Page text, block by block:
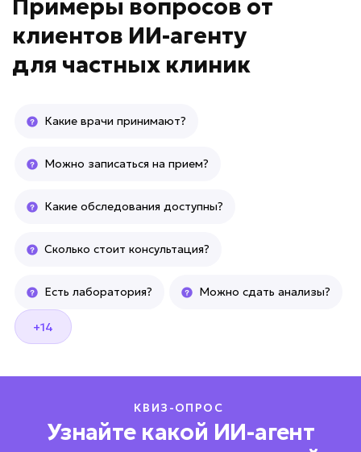
Примеры вопросов от
клиентов ИИ-агенту
для частных клиник
Какие врачи принимают?
Можно записаться на прием?
Какие обследования доступны?
Сколько стоит консультация?
Есть лаборатория? Можно сдать анализы?
+14
КВИЗ-ОПРОС
Узнайте какой ИИ-агент